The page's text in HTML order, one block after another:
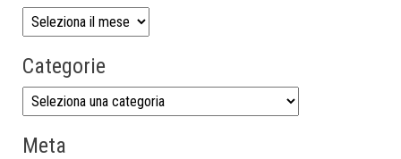
Categorie
Meta